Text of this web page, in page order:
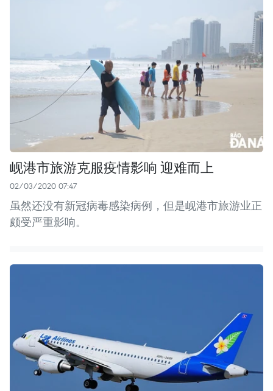
岘港市旅游克服疫情影响 迎难而上
02/03/2020 07:47
虽然还没有新冠病毒感染病例，但是岘港市旅游业正
颇受严重影响。